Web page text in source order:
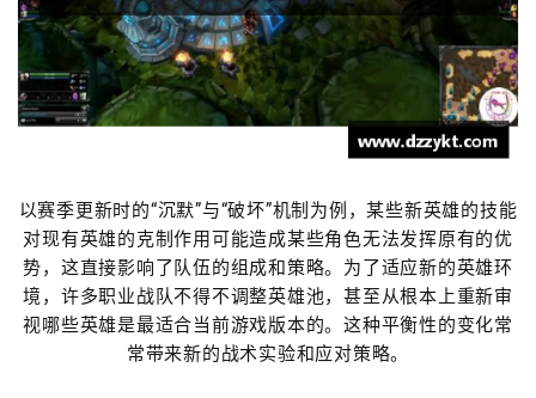
以赛季更新时的“沉默”与“破坏”机制为例，某些新英雄的技能
对现有英雄的克制作用可能造成某些角色无法发挥原有的优
势，这直接影响了队伍的组成和策略。为了适应新的英雄环
境，许多职业战队不得不调整英雄池，甚至从根本上重新审
视哪些英雄是最适合当前游戏版本的。这种平衡性的变化常
常带来新的战术实验和应对策略。